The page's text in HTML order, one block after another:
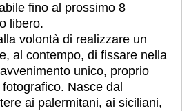
fino al prossimo 8
libero.
volontà di realizzare un
al contempo, di fissare nella
unico, proprio
Nasce dal
ai palermitani, ai siciliani,